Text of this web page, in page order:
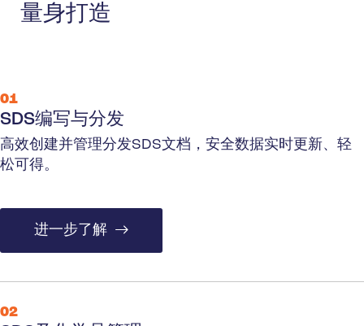
01
SDS编写与分发
高效创建并管理分发SDS文档，安全数据实时更新、轻
松可得。
进一步了解
02
量身打造